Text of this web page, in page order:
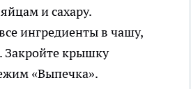
и сахару.
ингредиенты в чашу,
Закройте крышку
«Выпечка».